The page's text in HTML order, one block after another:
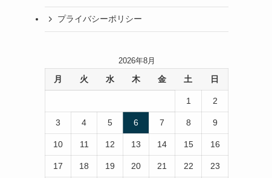
プライバシーポリシー
2026年8月
月 火 水 木 金 土 日
1 2
3 4 5 6 7 8 9
10 11 12 13 14 15 16
17 18 19 20 21 22 23